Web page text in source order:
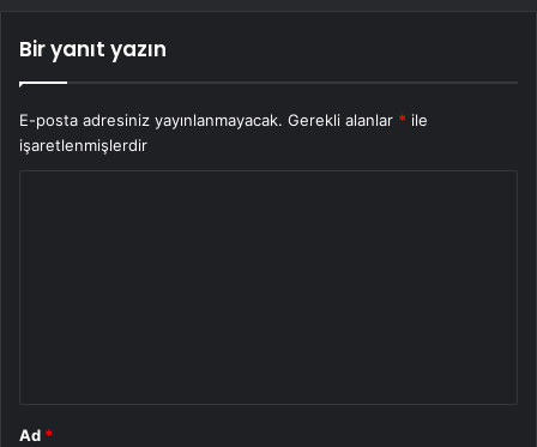
Bir yanıt yazın
E-posta adresiniz yayınlanmayacak. Gerekli alanlar * ile
işaretlenmişlerdir
Ad *